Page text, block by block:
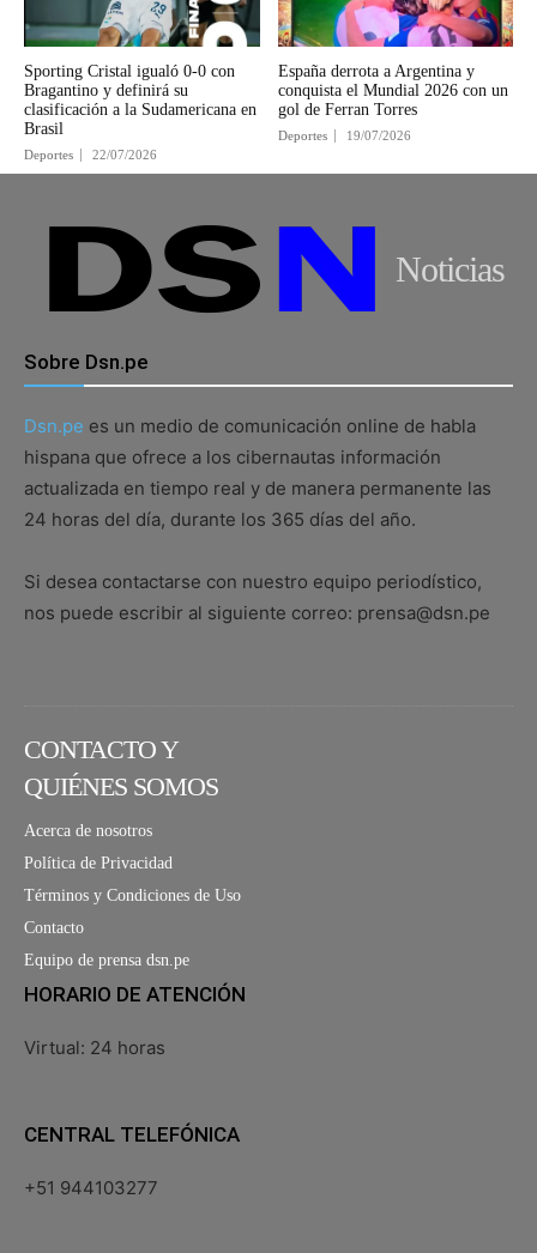
Sporting Cristal igualó 0-0 con
Bragantino y definirá su
clasificación a la Sudamericana en
Brasil
Deportes 22/07/2026
España derrota a Argentina y
conquista el Mundial 2026 con un
gol de Ferran Torres
Deportes 19/07/2026
Noticias
Sobre Dsn.pe
Dsn.pe es un medio de comunicación online de habla
hispana que ofrece a los cibernautas información
actualizada en tiempo real y de manera permanente las
24 horas del día, durante los 365 días del año.
Si desea contactarse con nuestro equipo periodístico,
nos puede escribir al siguiente correo: prensa@dsn.pe
CONTACTO Y
QUIÉNES SOMOS
Acerca de nosotros
Política de Privacidad
Términos y Condiciones de Uso
Contacto
Equipo de prensa dsn.pe
HORARIO DE ATENCIÓN
Virtual: 24 horas
CENTRAL TELEFÓNICA
+51 944103277